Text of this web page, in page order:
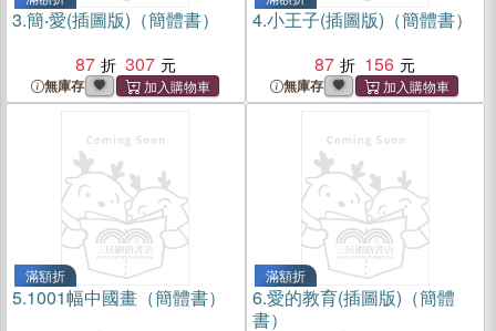
3.簡‧愛(插圖版)（簡體書）
87
307
無庫存
4.小王子(插圖版)（簡體書）
87
156
無庫存
滿額折
5.1001幅中國畫（簡體書）
滿額折
6.愛的教育(插圖版)（簡體
書）